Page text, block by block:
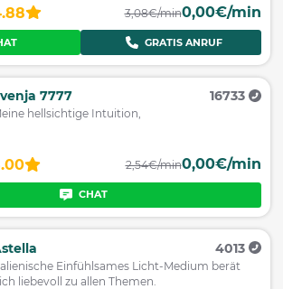
3,08€/min0,00€/min
GRATIS ANRUF
7777 16733
hellsichtige Intuition,
2,54€/min0,00€/min
CHAT
4013
Einfühlsames Licht-Medium berät
liebevoll zu allen Themen.